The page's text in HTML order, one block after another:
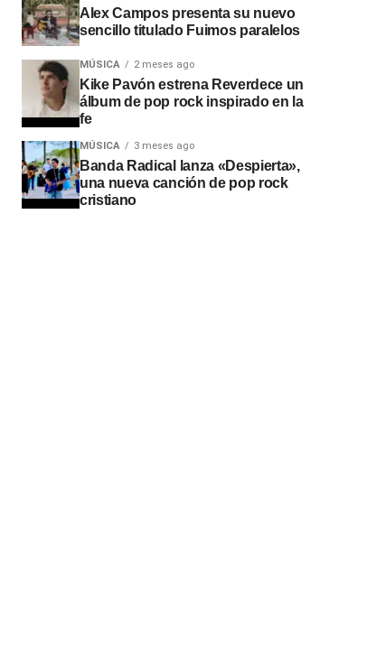
Alex Campos presenta su nuevo
sencillo titulado Fuimos paralelos
MÚSICA 2 meses ago
Kike Pavón estrena Reverdece un
álbum de pop rock inspirado en la
fe
MÚSICA 3 meses ago
Banda Radical lanza «Despierta»,
una nueva canción de pop rock
cristiano